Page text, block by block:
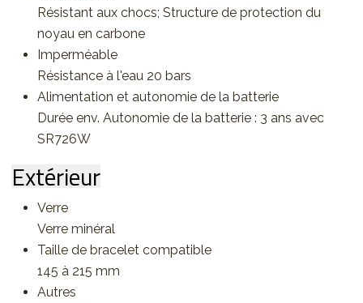
Résistant aux chocs; Structure de protection du
noyau en carbone
Imperméable
Résistance à l'eau 20 bars
Alimentation et autonomie de la batterie
Durée env. Autonomie de la batterie : 3 ans avec
SR726W
Extérieur
Verre
Verre minéral
Taille de bracelet compatible
145 à 215 mm
Autres